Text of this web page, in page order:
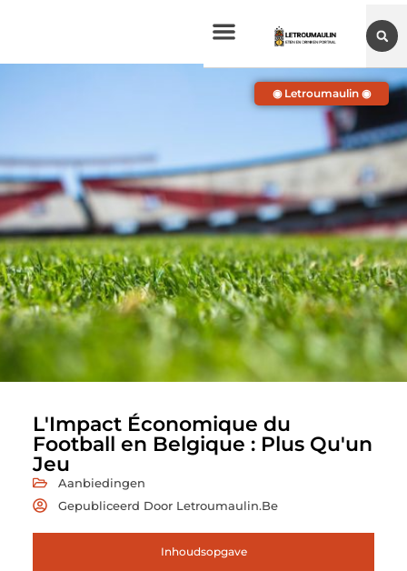
L'Impact Économique du
Football en Belgique : Plus Qu'un
Jeu
Aanbiedingen
Gepubliceerd Door Letroumaulin.be
Inhoudsopgave
◉ Letroumaulin ◉